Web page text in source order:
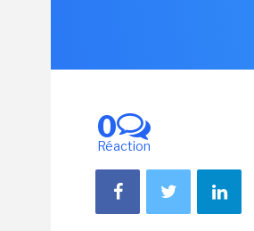
0
Réaction